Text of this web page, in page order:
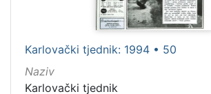
Karlovački tjednik: 1994 • 50
Naziv
Karlovački tjednik